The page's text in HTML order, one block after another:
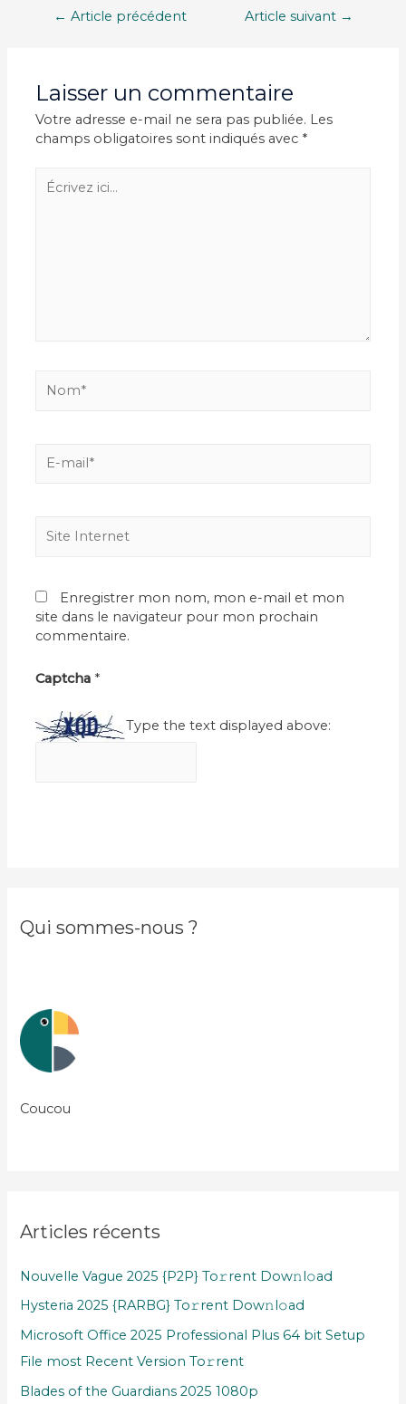
Navigation
← Article précédent Article suivant →
Laisser un commentaire
Votre adresse e-mail ne sera pas publiée. Les
champs obligatoires sont indiqués avec *
Écrivez
ici…
mail*
Internet
Enregistrer mon nom, mon e-mail et mon
site dans le navigateur pour mon prochain
commentaire.
Captcha *
Type the text displayed above:
Qui sommes-nous ?
Coucou
Articles récents
Nouvelle Vague 2025 {P2P} To𝚛rent Dow𝚗l𝚘ad
Hysteria 2025 {RARBG} To𝚛rent Dow𝚗l𝚘ad
Microsoft Office 2025 Professional Plus 64 bit Setup
File most Recent Version To𝚛rent
Blades of the Guardians 2025 1080p